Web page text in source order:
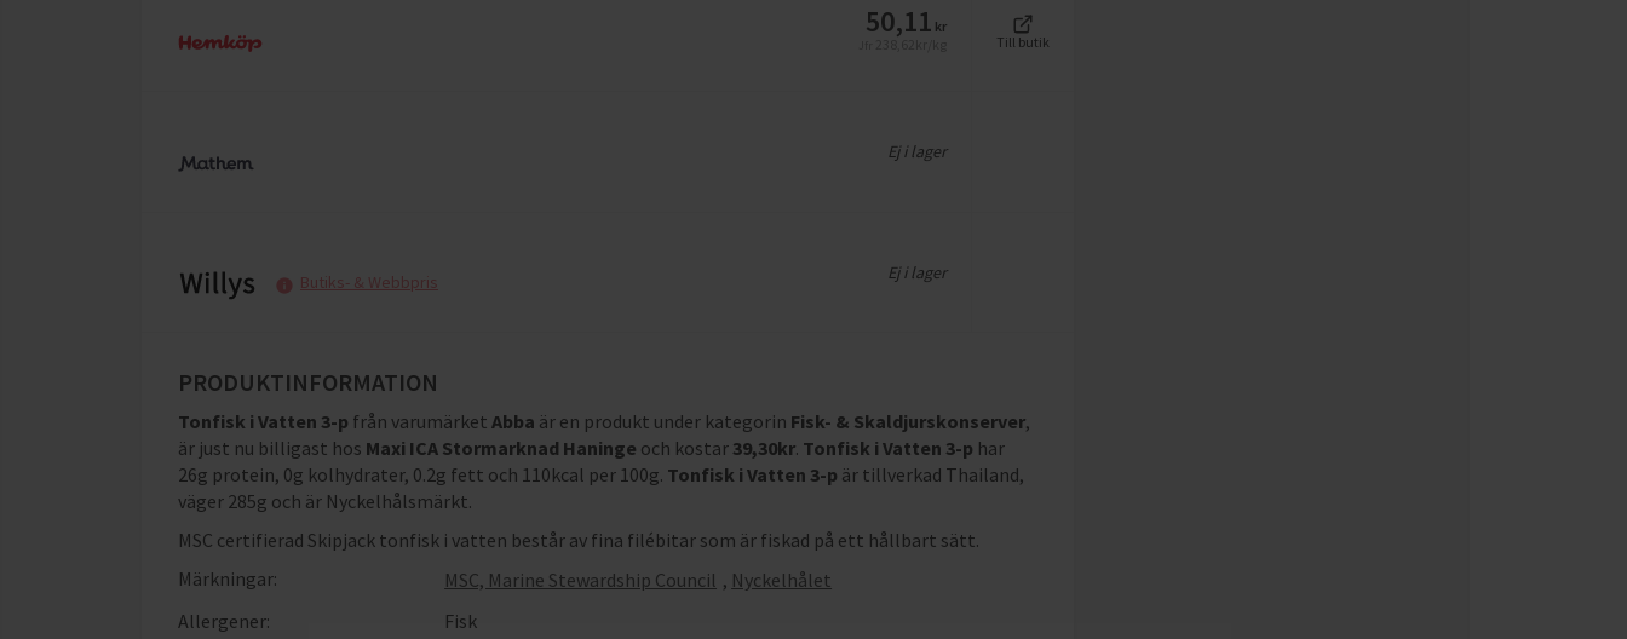
50,11 kr
Till butik
Ej i lager
Butiks- & Webbpris Ej i lager
PRODUKTINFORMATION
Tonfisk i Vatten 3-p från varumärket Abba är en produkt under kategorin Fisk- & Skaldjurskonserver,
är just nu billigast hos Maxi ICA Stormarknad Haninge och kostar 39,30kr. Tonfisk i Vatten 3-p har
26g protein, 0g kolhydrater, 0.2g fett och 110kcal per 100g. Tonfisk i Vatten 3-p är tillverkad Thailand,
väger 285g och är Nyckelhålsmärkt.
MSC certifierad Skipjack tonfisk i vatten består av fina filébitar som är fiskad på ett hållbart sätt.
Märkningar:
MSC, Marine Stewardship Council , Nyckelhålet
Allergener:
Fisk